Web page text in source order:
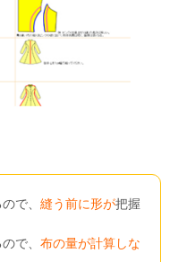
で、縫う前に形が把握
で、布の量が計算しな